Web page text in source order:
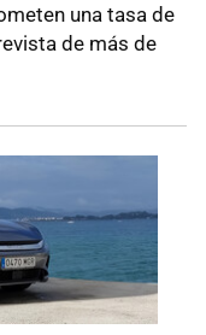
una tasa de
de más de